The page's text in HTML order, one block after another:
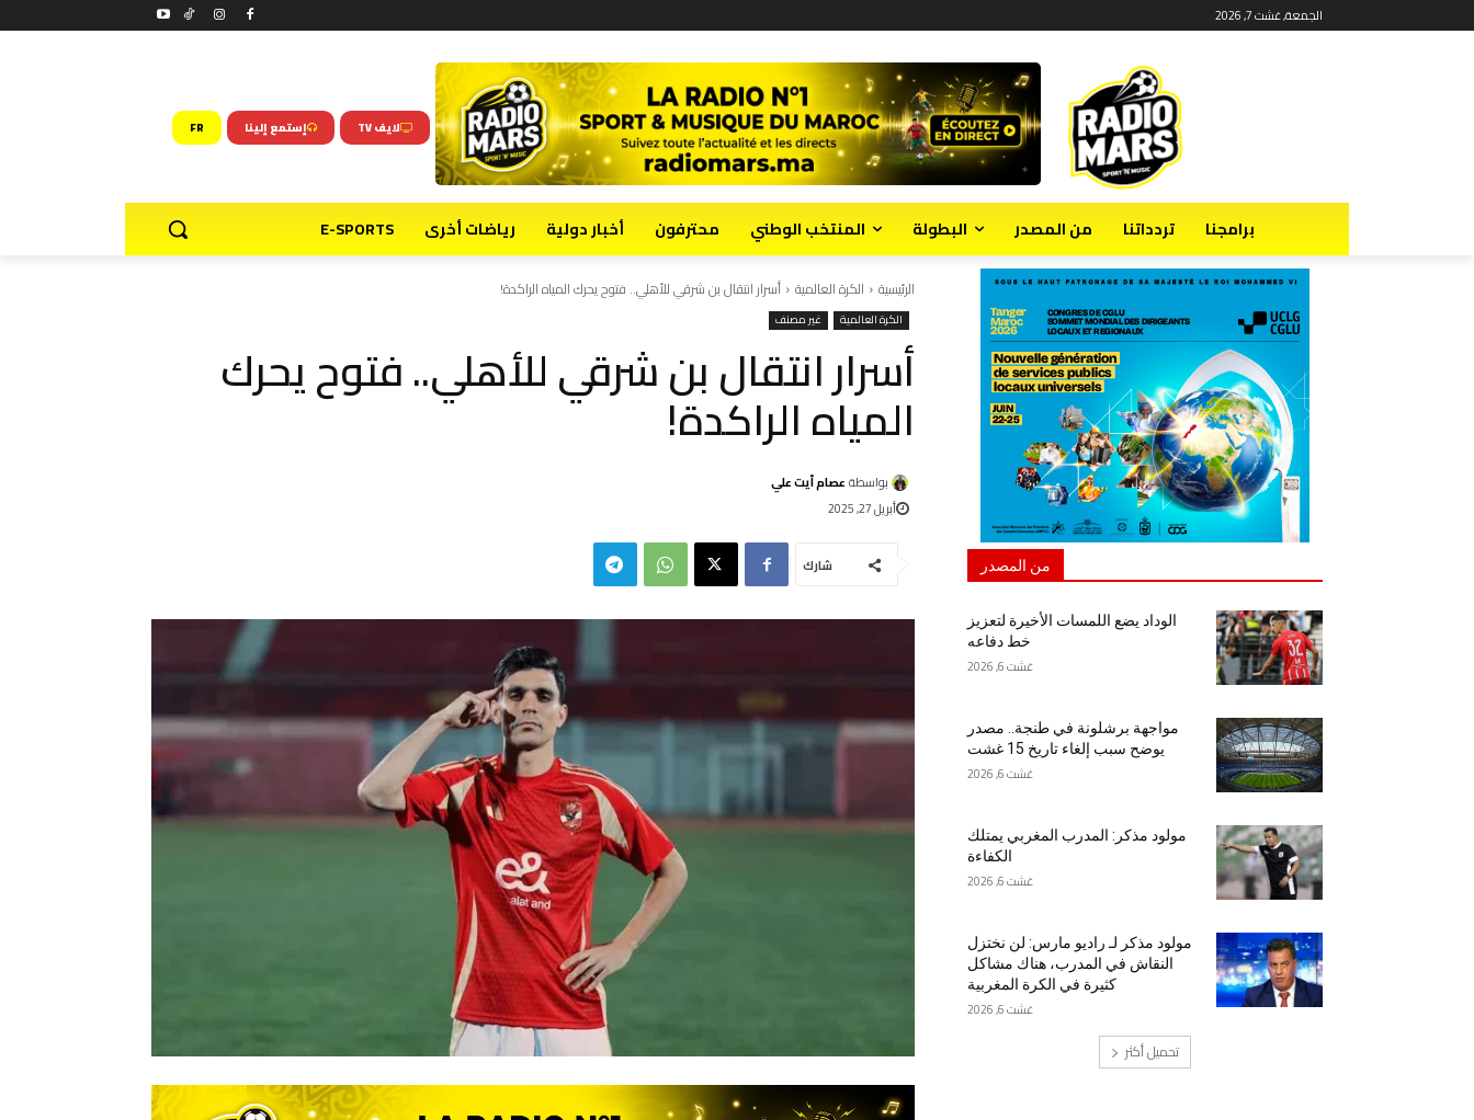
الجمعة, غشت 7, 2026
لايف TV إستمع إلينا FR
برامجنا تردداتنا من المصدر البطولة المنتخب الوطني محترفون أخبار دولية رياضات أخرى E-SPORTS
الرئيسية الكرة العالمية أسرار انتقال بن شرقي للأهلي.. فتوح يحرك المياه الراكدة!
الكرة العالمية غير مصنف
أسرار انتقال بن شرقي للأهلي.. فتوح يحرك
المياه الراكدة!
بواسطة عصام أيت علي
أبريل 27, 2025
شارك من المصدر
الوداد يضع اللمسات الأخيرة لتعزيز
خط دفاعه
غشت 6, 2026
مواجهة برشلونة في طنجة.. مصدر
يوضح سبب إلغاء تاريخ 15 غشت
غشت 6, 2026
مولود مذكر: المدرب المغربي يمتلك
الكفاءة
غشت 6, 2026
مولود مذكر لـ راديو مارس: لن نختزل
النقاش في المدرب، هناك مشاكل
كثيرة في الكرة المغربية
غشت 6, 2026
تحميل أكثر